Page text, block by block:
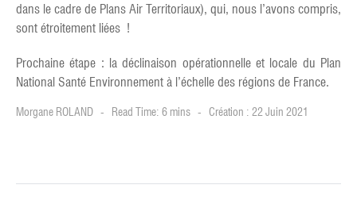
dans le cadre de Plans Air Territoriaux), qui, nous l’avons compris,
sont étroitement liées !
Prochaine étape : la déclinaison opérationnelle et locale du Plan
National Santé Environnement à l’échelle des régions de France.
Morgane ROLAND Read Time: 6 mins Création : 22 Juin 2021